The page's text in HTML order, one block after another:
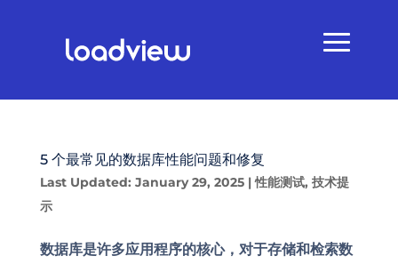
5 个最常见的数据库性能问题和修复
Last Updated: January 29, 2025|性能测试, 技术提
示
数据库是许多应用程序的核心，对于存储和检索数